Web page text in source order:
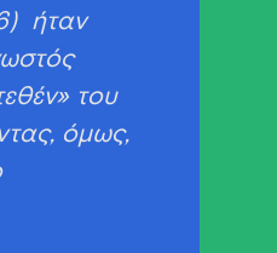
ήταν
του
όμως,